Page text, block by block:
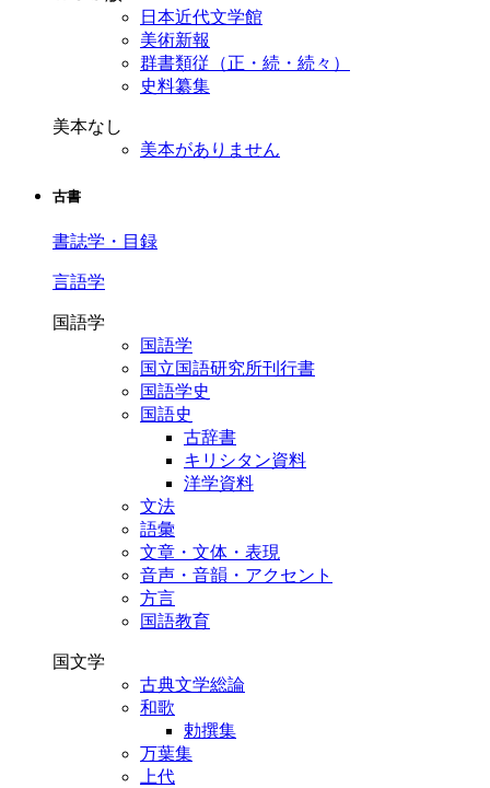
日本近代文学館
美術新報
群書類従（正・続・続々）
史料纂集
美本なし
美本がありません
古書
書誌学・目録
言語学
国語学
国語学
国立国語研究所刊行書
国語学史
国語史
古辞書
キリシタン資料
洋学資料
文法
語彙
文章・文体・表現
音声・音韻・アクセント
方言
国語教育
国文学
古典文学総論
和歌
勅撰集
万葉集
上代